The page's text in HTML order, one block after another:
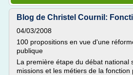
Blog de Christel Cournil:
04/03/2008
100 propositions en vue d'une
publique
La première étape du débat national
missions et les métiers de la